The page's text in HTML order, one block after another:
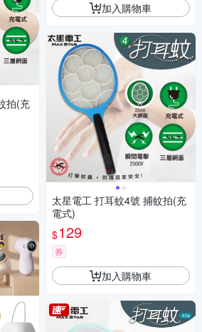
拍(充
加入購物車
太星電工 打耳蚊4號 捕蚊拍(充
電式)
$129
券
加入購物車